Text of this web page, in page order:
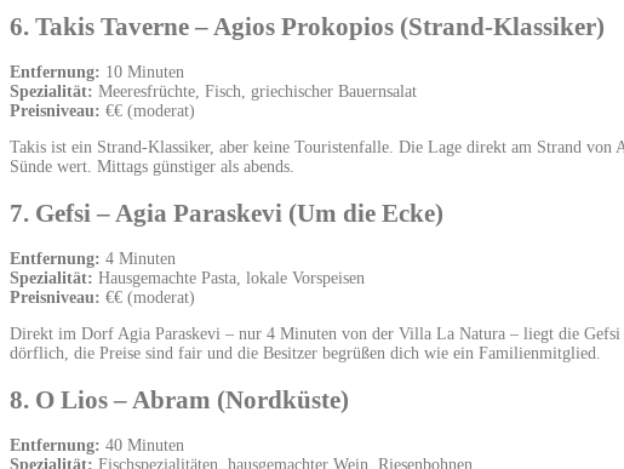
6. Takis Taverne – Agios Prokopios (Strand-Klassiker)
Entfernung: 10 Minuten
Spezialität: Meeresfrüchte, Fisch, griechischer Bauernsalat
Preisniveau: €€ (moderat)
Takis ist ein Strand-Klassiker, aber keine Touristenfalle. Die Lage direkt am Strand
Sünde wert. Mittags günstiger als abends.
7. Gefsi – Agia Paraskevi (Um die Ecke)
Entfernung: 4 Minuten
Spezialität: Hausgemachte Pasta, lokale Vorspeisen
Preisniveau: €€ (moderat)
Direkt im Dorf Agia Paraskevi – nur 4 Minuten von der Villa La Natura – liegt die Gefsi
dörflich, die Preise sind fair und die Besitzer begrüßen dich wie ein Familienmitglied.
8. O Lios – Abram (Nordküste)
Entfernung: 40 Minuten
Spezialität: Fischspezialitäten, hausgemachter Wein, Riesenbohnen